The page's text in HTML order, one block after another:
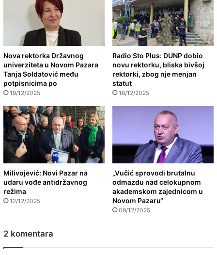
Nova rektorka Državnog
univerziteta u Novom Pazara
Tanja Soldatović među
potpisnicima po
19/12/2025
Radio Sto Plus: DUNP dobio
novu rektorku, bliska bivšoj
rektorki, zbog nje menjan
statut
18/12/2025
Milivojević: Novi Pazar na
udaru vođe antidržavnog
režima
12/12/2025
„Vučić sprovodi brutalnu
odmazdu nad celokupnom
akademskom zajednicom u
Novom Pazaru“
09/12/2025
2 komentara